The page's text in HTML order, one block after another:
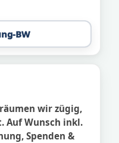
BW
wir zügig,
Auf Wunsch inkl.
Spenden &